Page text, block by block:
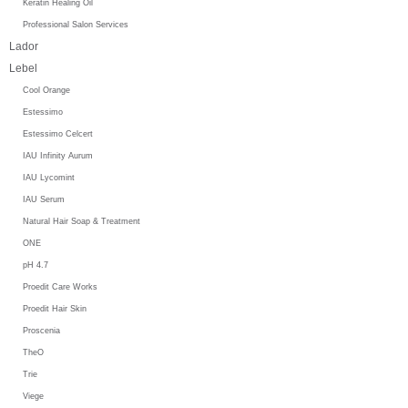
Keratin Healing Oil
Professional Salon Services
Lador
Lebel
Cool Orange
Estessimo
Estessimo Celcert
IAU Infinity Aurum
IAU Lycomint
IAU Serum
Natural Hair Soap & Treatment
ONE
pH 4.7
Proedit Care Works
Proedit Hair Skin
Proscenia
TheO
Trie
Viege